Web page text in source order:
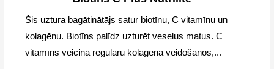
Šis uztura bagātinātājs satur biotīnu, C vitamīnu un
kolagēnu. Biotīns palīdz uzturēt veselus matus. C
vitamīns veicina regulāru kolagēna veidošanos,...